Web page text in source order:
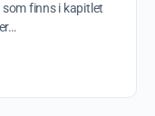
finns i kapitlet